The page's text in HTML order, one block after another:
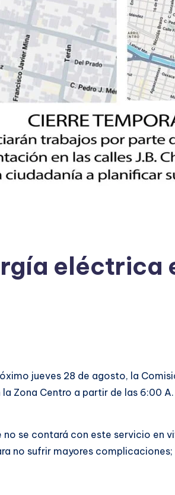
eléctrica
jueves 28 de agosto, la
Zona Centro a partir de las 6:00
se contará con este servicio en
no sufrir mayores